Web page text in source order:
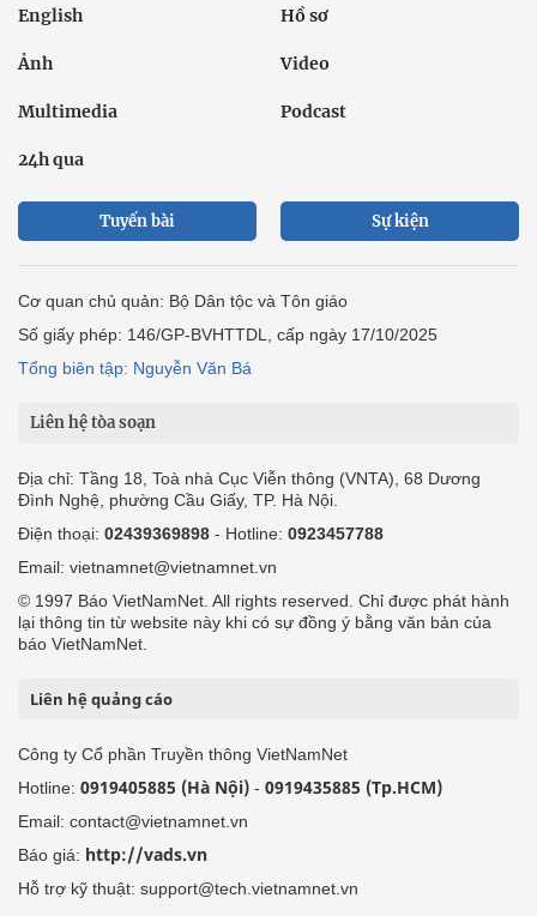
English Hồ sơ
Ảnh Video
Multimedia Podcast
24h qua
Tuyến bài Sự kiện
Cơ quan chủ quản: Bộ Dân tộc và Tôn giáo
Số giấy phép: 146/GP-BVHTTDL, cấp ngày 17/10/2025
Tổng biên tập: Nguyễn Văn Bá
Liên hệ tòa soạn
Địa chỉ: Tầng 18, Toà nhà Cục Viễn thông (VNTA), 68 Dương
Đình Nghệ, phường Cầu Giấy, TP. Hà Nội.
Điện thoại: 02439369898 - Hotline: 0923457788
Email: vietnamnet@vietnamnet.vn
© 1997 Báo VietNamNet. All rights reserved. Chỉ được phát hành
lại thông tin từ website này khi có sự đồng ý bằng văn bản của
báo VietNamNet.
Liên hệ quảng cáo
Công ty Cổ phần Truyền thông VietNamNet
Hotline: 0919405885 (Hà Nội) - 0919435885 (Tp.HCM)
Email: contact@vietnamnet.vn
Báo giá: http://vads.vn
Hỗ trợ kỹ thuật: support@tech.vietnamnet.vn